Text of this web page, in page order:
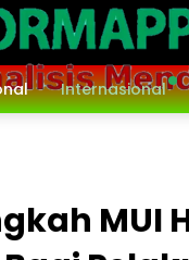
Internasional
MUI